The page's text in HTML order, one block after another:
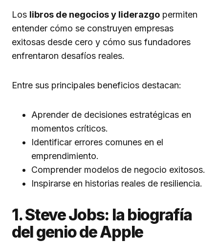
Los libros de negocios y liderazgo permiten
entender cómo se construyen empresas
exitosas desde cero y cómo sus fundadores
enfrentaron desafíos reales.
Entre sus principales beneficios destacan:
Aprender de decisiones estratégicas en
momentos críticos.
Identificar errores comunes en el
emprendimiento.
Comprender modelos de negocio exitosos.
Inspirarse en historias reales de resiliencia.
1. Steve Jobs: la biografía
del genio de Apple